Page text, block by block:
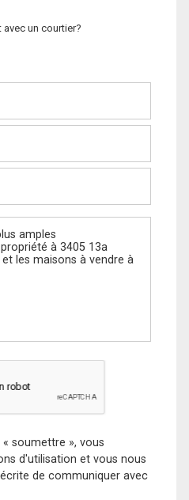
un courtier?
soumettre », vous
d'utilisation et vous nous
de communiquer avec